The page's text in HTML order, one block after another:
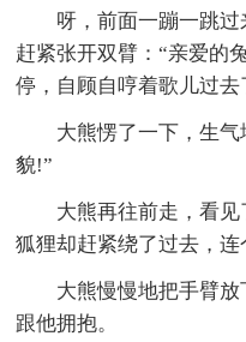
呀，前面一蹦一跳
赶紧张开双臂：“亲爱的
停，自顾自哼着歌儿过去
大熊愣了一下，生
貌!”
大熊再往前走，看
狐狸却赶紧绕了过去，连
大熊慢慢地把手臂
跟他拥抱。